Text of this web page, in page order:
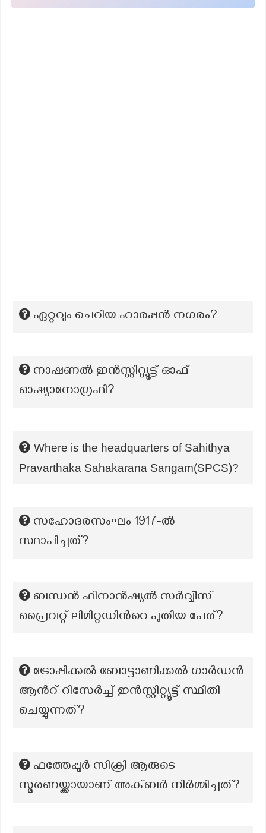
ഏറ്റവും ചെറിയ ഹാരപ്പൻ നഗരം?
നാഷണൽ ഇൻസ്റ്റിറ്റ്യൂട്ട് ഓഫ്
ഓഷ്യാനോഗ്രഫി?
Where is the headquarters of Sahithya
Pravarthaka Sahakarana Sangam(SPCS)?
സഹോദരസംഘം 1917-ല്‍
സ്ഥാപിച്ചത്?
ബന്ധൻ ഫിനാൻഷ്യൽ സർവ്വീസ്
പ്രൈവറ്റ് ലിമിറ്റഡിന്‍റെ പുതിയ പേര്?
ട്രോപ്പിക്കൽ ബോട്ടാണിക്കൽ ഗാർഡൻ
ആന്‍റ് റിസേർച്ച് ഇൻസ്റ്റിറ്റ്യൂട്ട് സ്ഥിതി
ചെയ്യുന്നത്?
ഫത്തേപ്പൂർ സിക്രി ആരുടെ
സ്മരണയ്ക്കായാണ് അക്ബർ നിർമ്മിച്ചത്?